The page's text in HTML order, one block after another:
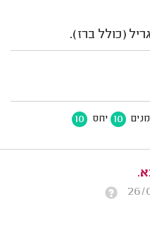
(כולל ברז).
10 יחס 10